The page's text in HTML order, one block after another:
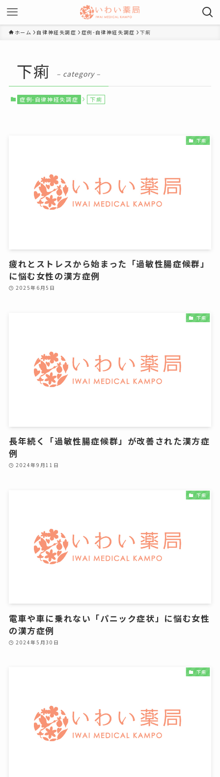
ホーム 自律神経失調症 症例-自律神経失調症 下痢
下痢 – category –
症例-自律神経失調症 下痢
下痢
疲れとストレスから始まった「過敏性腸症候群」
に悩む女性の漢方症例
2025年6月5日
下痢
長年続く「過敏性腸症候群」が改善された漢方症
例
2024年9月11日
下痢
電車や車に乗れない「パニック症状」に悩む女性
の漢方症例
2024年5月30日
下痢